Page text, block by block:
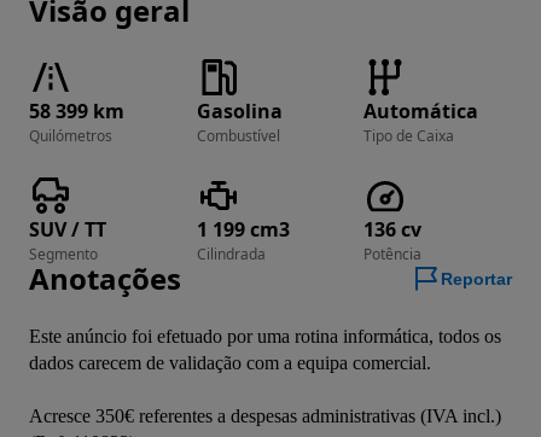
Visão geral
58 399 km
Quilómetros
Gasolina
Combustível
Automática
Tipo de Caixa
SUV / TT
Segmento
1 199 cm3
Cilindrada
136 cv
Potência
Anotações Reportar
Este anúncio foi efetuado por uma rotina informática, todos os
dados carecem de validação com a equipa comercial.
Acresce 350€ referentes a despesas administrativas (IVA incl.)